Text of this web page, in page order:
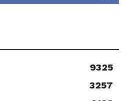
9325
3257